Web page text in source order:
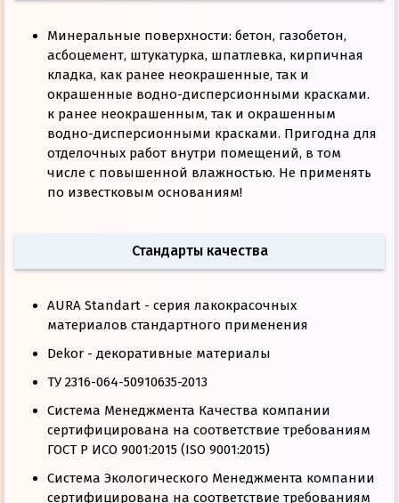
Минеральные поверхности: бетон, газобетон,
асбоцемент, штукатурка, шпатлевка, кирпичная
кладка, как ранее неокрашенные, так и
окрашенные водно-дисперсионными красками.
к ранее неокрашенным, так и окрашенным
водно-дисперсионными красками. Пригодна для
отделочных работ внутри помещений, в том
числе с повышенной влажностью. Не применять
по известковым основаниям!
Стандарты качества
AURA Standart - серия лакокрасочных
материалов стандартного применения
Dekor - декоративные материалы
TУ 2316-064-50910635-2013
Система Менеджмента Качества компании
сертифицирована на соответствие требованиям
ГОСТ Р ИСО 9001:2015 (ISO 9001:2015)
Система Экологического Менеджмента компании
сертифицирована на соответствие требованиям